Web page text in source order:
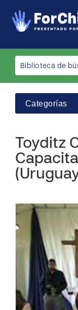
Categorías
Toyditz